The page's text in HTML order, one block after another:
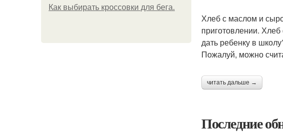
Как выбирать кроссовки для бега.
Хлеб с маслом и
приготовлении.
дать ребенку в
Пожалуй, можно
читать дальше →
Последние